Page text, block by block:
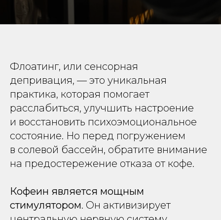
Флоатинг, или сенсорная
депривация, — это уникальная
практика, которая помогает
расслабиться, улучшить настроение
и восстановить психоэмоциональное
состояние. Но перед погружением
в солевой бассейн, обратите внимание
на предостережение отказа от кофе.
Кофеин является мощным
стимулятором. Он активизирует